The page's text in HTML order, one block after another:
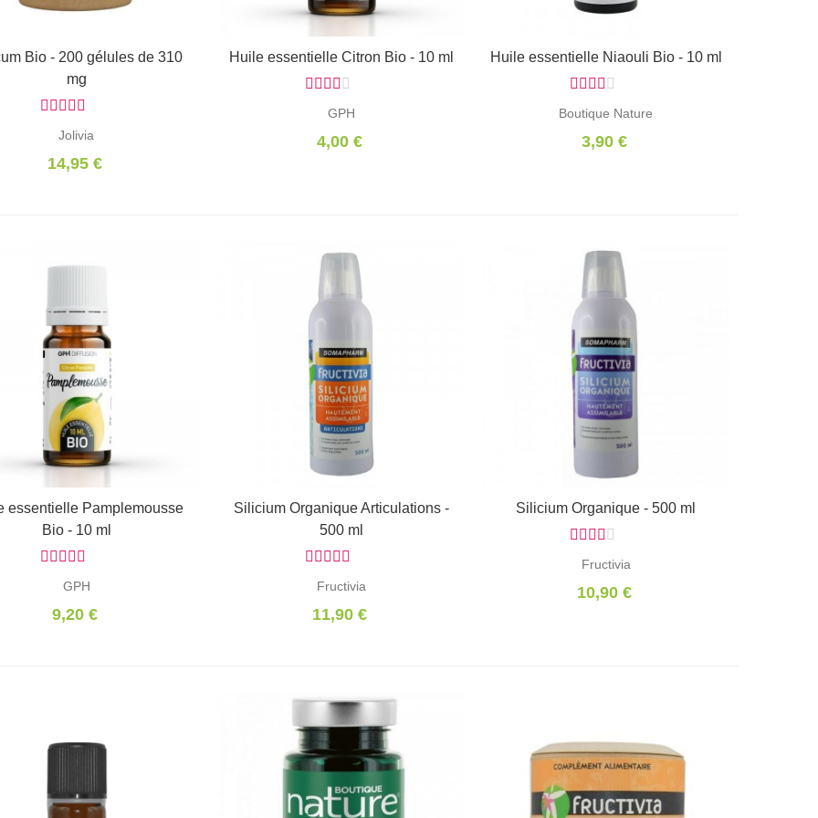
Ajouter au panier
Bio - 200 gélules de 310
mg
Jolivia
14,95 €
Ajouter au panier
Huile essentielle Citron Bio - 10 ml
GPH
4,00 €
Ajouter au panier
Huile essentielle Niaouli Bio - 10 ml
Boutique Nature
3,90 €
Ajouter au panier
essentielle Pamplemousse
Bio - 10 ml
GPH
9,20 €
Ajouter au panier
Silicium Organique Articulations -
500 ml
Fructivia
11,90 €
Ajouter au panier
Silicium Organique - 500 ml
Fructivia
10,90 €